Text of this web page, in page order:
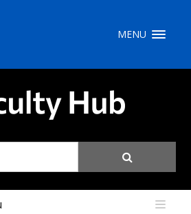
MENU
portail My Dawson///